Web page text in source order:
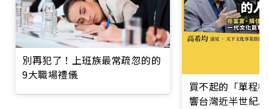
別再犯了！上班族最常疏忽的的
9大職場禮儀
買不起的「單程
響台灣近半世紀